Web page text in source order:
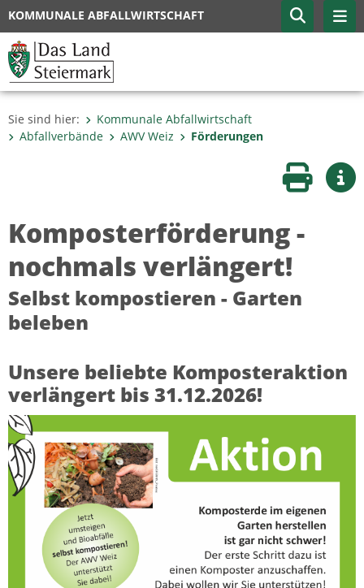
KOMMUNALE ABFALLWIRTSCHAFT
Sie sind hier:
Kommunale Abfallwirtschaft
Abfallverbände
AWV Weiz Förderungen
Seite
Komposterförderung -
nochmals verlängert!
Selbst kompostieren - Garten
beleben
Unsere beliebte Komposteraktion
verlängert bis 31.12.2026!